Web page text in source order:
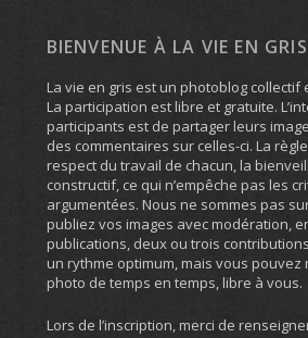
BIENVENUE À LA VIE EN
La vie en gris est un photoblog collectif
La participation est libre et gratuite.
participants est de partager leurs
des commentaires sur celles-ci. La
respect du travail de chacun, la
constructif, ce qui n’empêche pas les
argumentées. Nous ne sommes pas
publiez vos images avec modération,
publications, deux ou trois
un rythme optimum, mais vous pouvez
photo de temps en temps, libre à vous.
Lors de l’inscription, merci de